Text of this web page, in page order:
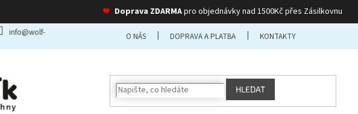
❤ Doprava ZDARMApro objednávky nad 1500Kč přes Zásilkovnu
info@wolf-
O NÁS DOPRAVA A PLATBA KONTAKTY
HLEDAT